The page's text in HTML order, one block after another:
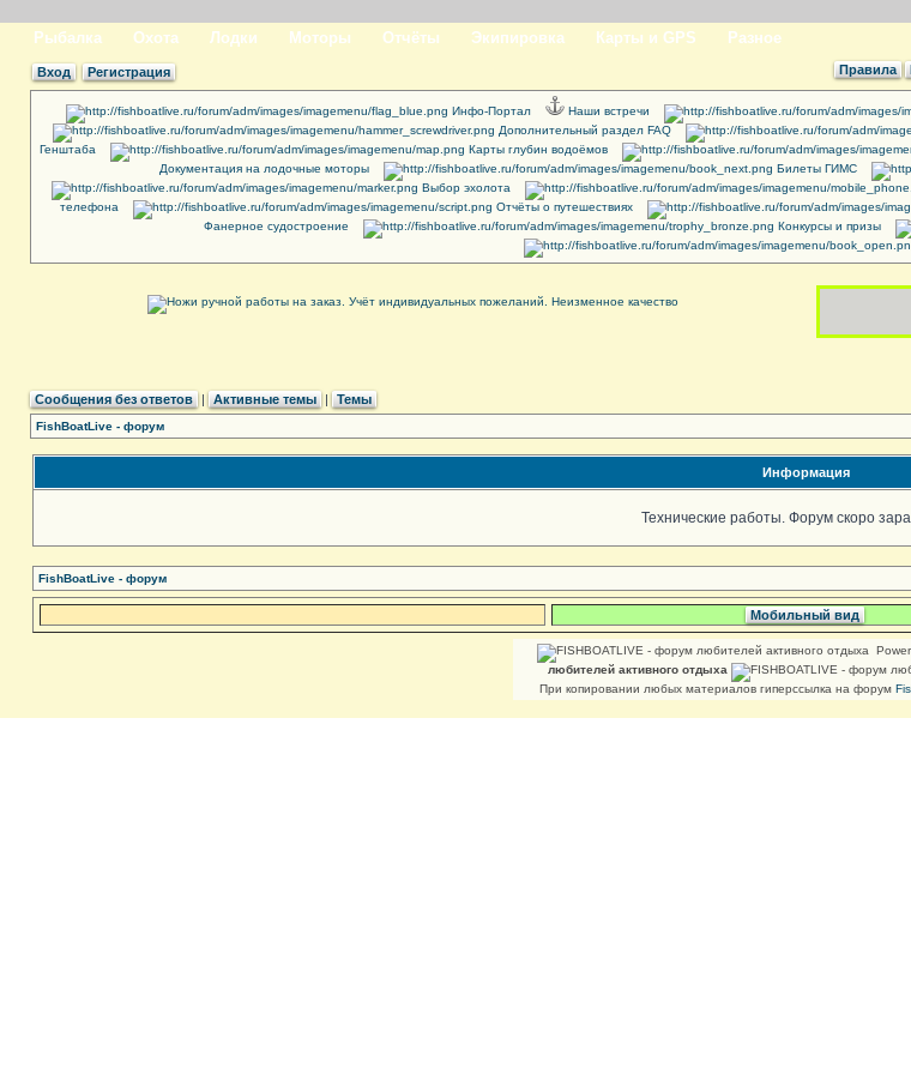
Рыбалка Охота Лодки Моторы Отчёты Экипировка Карты и GPS Разное
Вход Регистрация Правила
Инфо-Портал Наши встречи
Дополнительный раздел FAQ
Генштаба
Карты глубин водоёмов
Документация на лодочные моторы
Билеты ГИМС
Выбор эхолота
телефона
Отчёты о путешествиях
Фанерное судостроение
Конкурсы и призы
Сообщения без ответов | Активные темы | Темы
FishBoatLive - форум
Информация
Технические работы. Форум скоро
FishBoatLive - форум
Мобильный вид
любителей активного отдыха
При копировании любых материалов гиперссылка на форум